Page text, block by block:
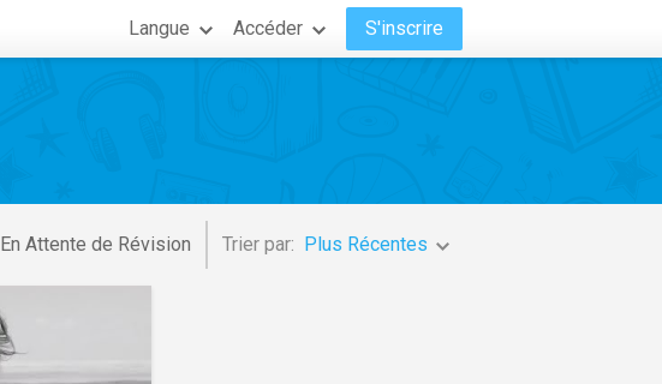
Langue Accéder S'inscrire
En Attente de Révision Trier par: Plus Récentes